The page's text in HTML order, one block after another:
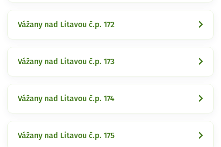
Vážany nad Litavou č.p. 172
Vážany nad Litavou č.p. 173
Vážany nad Litavou č.p. 174
Vážany nad Litavou č.p. 175